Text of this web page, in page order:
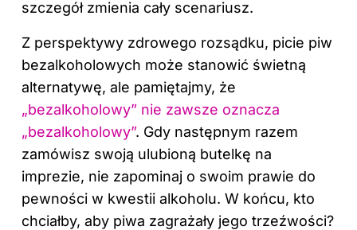
szczegół zmienia cały scenariusz.
Z perspektywy zdrowego rozsądku, picie piw
bezalkoholowych może stanowić świetną
alternatywę, ale pamiętajmy, że
„bezalkoholowy” nie zawsze oznacza
„bezalkoholowy”. Gdy następnym razem
zamówisz swoją ulubioną butelkę na
imprezie, nie zapominaj o swoim prawie do
pewności w kwestii alkoholu. W końcu, kto
chciałby, aby piwa zagrażały jego trzeźwości?